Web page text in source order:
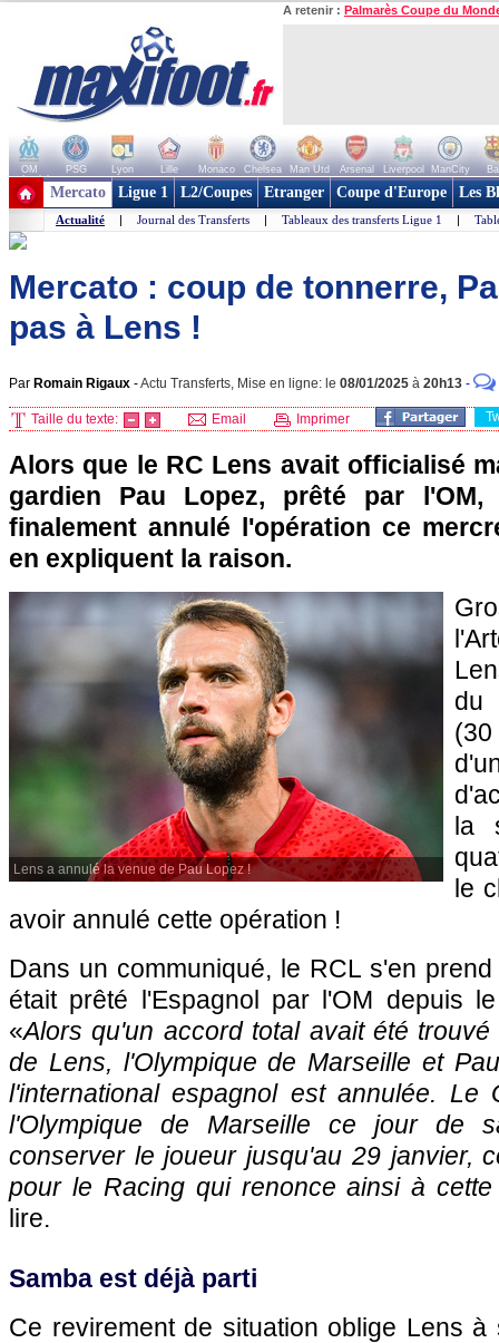
A retenir : Palmarès Coupe du
OM PSG Lyon Lille Monaco Chelsea Man Utd Arsenal Liverpool ManCity
+ de clubs
Mercato Ligue 1 L2/Coupes Etranger Coupe d'Europe Les
Actualité | Journal des Transferts | Tableaux des transferts Ligue 1 |
Mercato : coup de tonnerre,
pas à Lens !
Par Romain Rigaux -Actu Transferts, Mise en ligne: le 08/01/2025 à 20h13 -
Taille du texte: Email Imprimer
Alors que le RC Lens avait officialisé
gardien Pau Lopez, prêté par
finalement annulé l'opération ce
en expliquent la raison.
Lens a annulé la venue de Pau Lopez !
du
la
le
avoir annulé cette opération !
Dans un communiqué, le RCL s'en
était prêté l'Espagnol par l'OM depuis
«Alors qu'un accord total avait été
de Lens, l'Olympique de Marseille et
l'international espagnol est annulée. Le
l'Olympique de Marseille ce jour de
conserver le joueur jusqu'au 29 janvier,
pour le Racing qui renonce ainsi à cette
lire.
Samba est déjà parti
Ce revirement de situation oblige Lens